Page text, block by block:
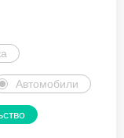
Автомобили